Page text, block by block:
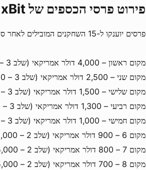
פירוט פרסי הכספים של 1xBit באוקטוברפסט
פרסים יוענקו ל-15 השחקנים המובילים לאחר סיום הטורניר, כאשר הפרסים הבאים זמינים.
מקום ראשון – 4,000 דולר אמריקאי (שלב 3 – 15,000 נקודות)
מקום שני – 2,500 דולר אמריקאי (שלב 3 – 15,000 נקודות)
מקום שלישי – 1,500 דולר אמריקאי (שלב 3 – 15,000 נקודות)
מקום רביעי – 1,300 דולר אמריקאי (שלב 3 – 15,000 נקודות)
מקום חמישי – 1,000 דולר אמריקאי (שלב 3 – 15,000 נקודות)
מקום 6 – 900 דולר אמריקאי (שלב 2 – 5,000 נקודות)
מקום 7 – 800 דולר אמריקאי (שלב 2 – 5,000 נקודות)
מקום 8 – 700 דולר אמריקאי (שלב 2 – 5,000 נקודות)